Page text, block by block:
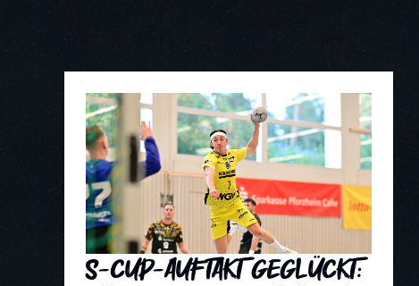
S-Cup-Auftakt geglückt: